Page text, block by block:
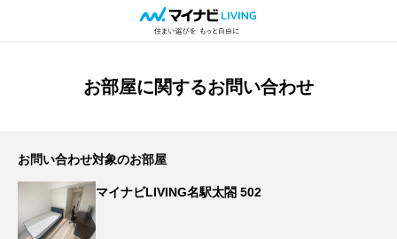
お部屋に関するお問い合わせ
お問い合わせ対象のお部屋
マイナビLIVING名駅太閤 502